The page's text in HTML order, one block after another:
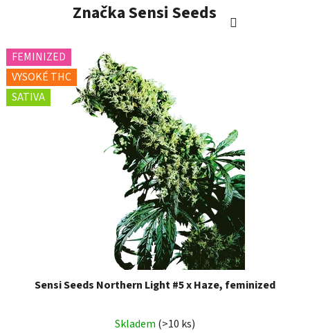
ZnačkaSensi Seeds
FEMINIZED
VYSOKÉ THC
SATIVA
Sensi Seeds Northern Light #5 x Haze, feminized
Skladem (>10 ks)